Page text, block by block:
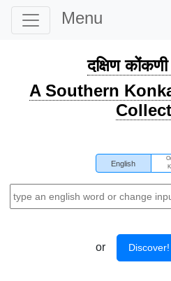
Menu
दक्षिण
A Southern
English
or Discover!